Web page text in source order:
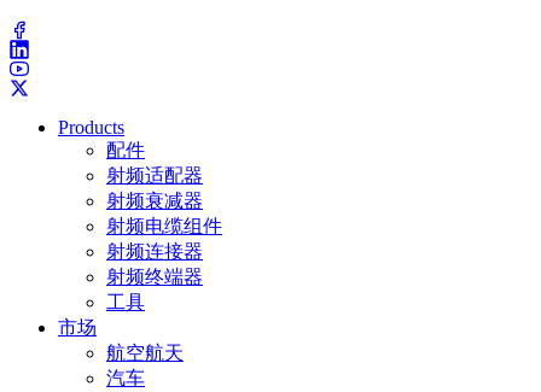
Products
配件
射频适配器
射频衰减器
射频电缆组件
射频连接器
射频终端器
工具
市场
航空航天
汽车